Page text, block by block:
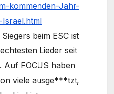
kommenden-Jahr-
beim ESC ist
Lieder seit
Auf FOCUS haben
viele ausge***tzt,